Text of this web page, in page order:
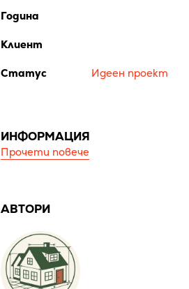
Година
Клиент
Статус Идеен проект
ИНФОРМАЦИЯ
Прочети повече
АВТОРИ